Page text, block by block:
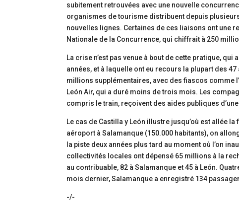
subitement retrouvées avec une nouvelle
organismes de tourisme distribuent depuis
nouvelles lignes. Certaines de ces liaisons ont une
Nationale de la Concurrence, qui chiffrait à 250
La crise n’est pas venue à bout de cette pratique,
années, et à laquelle ont eu recours la plupart des
millions supplémentaires, avec des fiascos comme
León Air, qui a duré moins de trois mois. Les
compris le train, reçoivent des aides publiques
Le cas de Castilla y León illustre jusqu’où est allée la
aéroport à Salamanque (150.000 habitants), on
la piste deux années plus tard au moment où l’on
collectivités locales ont dépensé 65 millions à la
au contribuable, 82 à Salamanque et 45 à León.
mois dernier, Salamanque a enregistré 134
-/-